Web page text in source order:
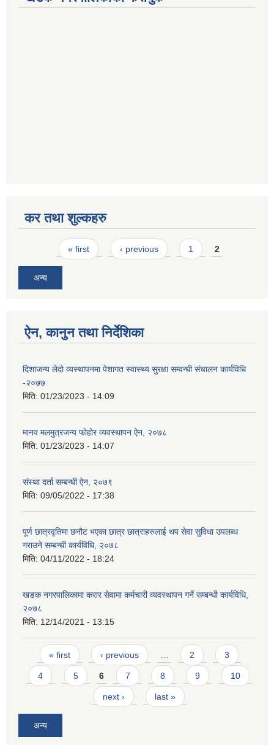
कर तथा शुल्कहरु
Pages« first ‹ previous 1 2
अन्य
ऐन, कानुन तथा निर्देशिका
दिशाजन्य लेदो व्यस्थापनमा पेशागत स्वास्थ्य सुरक्षा सम्वन्धी संचालन कार्यविधि
-२०७७
मिति: 01/23/2023 - 14:09
मानव मलमुत्रजन्य फोहोर व्यवस्थापन ऐन, २०७८
मिति: 01/23/2023 - 14:07
संस्था दर्ता सम्बन्धी ऐन, २०७९
मिति: 09/05/2022 - 17:38
पूर्ण छात्रवृतिमा छनौट भएका छात्र छात्राहरुलाई थप सेवा सुविधा उपलब्ध
गराउने सम्बन्धी कार्यविधि, २०७८
मिति: 04/11/2022 - 18:24
खडक नगरपालिकामा करार सेवामा कर्मचारी व्यवस्थापन गर्ने सम्बन्धी कार्यविधि,
२०७८
मिति: 12/14/2021 - 13:15
Pages
« first ‹ previous … 2 3
4 5 6 7 8 9 10
next › last »
अन्य